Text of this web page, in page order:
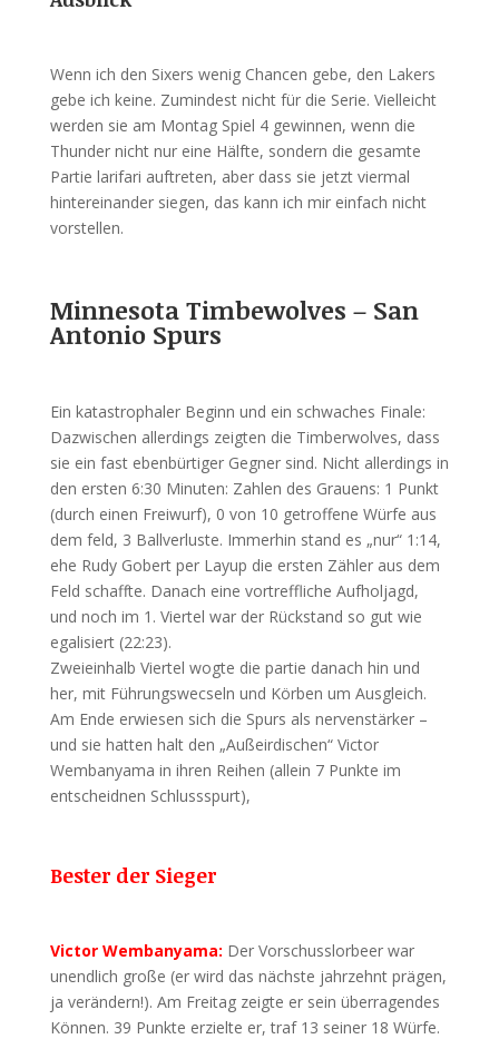
Wenn ich den Sixers wenig Chancen gebe, den Lakers
gebe ich keine. Zumindest nicht für die Serie. Vielleicht
werden sie am Montag Spiel 4 gewinnen, wenn die
Thunder nicht nur eine Hälfte, sondern die gesamte
Partie larifari auftreten, aber dass sie jetzt viermal
hintereinander siegen, das kann ich mir einfach nicht
vorstellen.
Minnesota Timbewolves – San
Antonio Spurs
Ein katastrophaler Beginn und ein schwaches Finale:
Dazwischen allerdings zeigten die Timberwolves, dass
sie ein fast ebenbürtiger Gegner sind. Nicht allerdings in
den ersten 6:30 Minuten: Zahlen des Grauens: 1 Punkt
(durch einen Freiwurf), 0 von 10 getroffene Würfe aus
dem feld, 3 Ballverluste. Immerhin stand es „nur“ 1:14,
ehe Rudy Gobert per Layup die ersten Zähler aus dem
Feld schaffte. Danach eine vortreffliche Aufholjagd,
und noch im 1. Viertel war der Rückstand so gut wie
egalisiert (22:23).
Zweieinhalb Viertel wogte die partie danach hin und
her, mit Führungswecseln und Körben um Ausgleich.
Am Ende erwiesen sich die Spurs als nervenstärker –
und sie hatten halt den „Außeirdischen“ Victor
Wembanyama in ihren Reihen (allein 7 Punkte im
entscheidnen Schlussspurt),
Bester der Sieger
Victor Wembanyama: Der Vorschusslorbeer war
unendlich große (er wird das nächste jahrzehnt prägen,
ja verändern!). Am Freitag zeigte er sein überragendes
Können. 39 Punkte erzielte er, traf 13 seiner 18 Würfe.